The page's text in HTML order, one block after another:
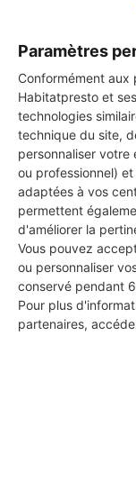
Paramètres
Conformément aux
Habitatpresto et ses
technologies
technique du site,
personnaliser
ou professionnel)
adaptées à vos
permettent
d'améliorer la
Vous pouvez
ou personnaliser
conservé pendant
Pour plus
partenaires,
Aucun autre